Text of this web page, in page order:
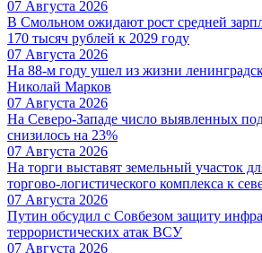
07 Августа 2026
В Смольном ожидают рост средней
170 тысяч рублей к 2029 году
07 Августа 2026
На 88-м году ушел из жизни
Николай Марков
07 Августа 2026
На Северо-Западе число выявленных
снизилось на 23%
07 Августа 2026
На торги выставят земельный участок
торгово-логистического комплекса к
07 Августа 2026
Путин обсудил с Совбезом защиту
террористических атак ВСУ
07 Августа 2026